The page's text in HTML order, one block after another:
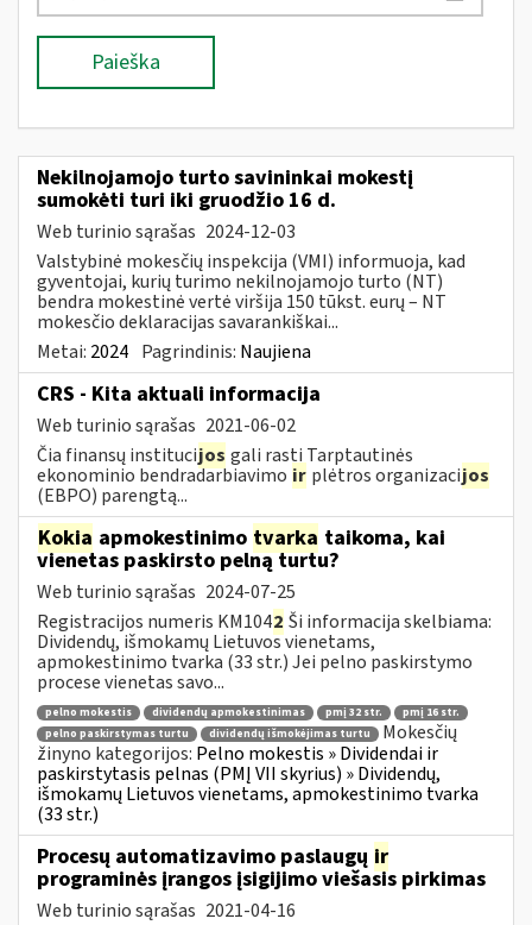
Paieška
Nekilnojamojo turto savininkai mokestį
sumokėti turi iki gruodžio 16 d.
Web turinio sąrašas 2024-12-03
Valstybinė mokesčių inspekcija (VMI) informuoja, kad
gyventojai, kurių turimo nekilnojamojo turto (NT)
bendra mokestinė vertė viršija 150 tūkst. eurų – NT
mokesčio deklaracijas savarankiškai...
Metai: 2024 Pagrindinis: Naujiena
CRS - Kita aktuali informacija
Web turinio sąrašas 2021-06-02
Čia finansų institucijos gali rasti Tarptautinės
ekonominio bendradarbiavimo ir plėtros organizacijos
(EBPO) parengtą...
Kokia apmokestinimo tvarka taikoma, kai
vienetas paskirsto pelną turtu?
Web turinio sąrašas 2024-07-25
Registracijos numeris KM1042 Ši informacija skelbiama:
Dividendų, išmokamų Lietuvos vienetams,
apmokestinimo tvarka (33 str.) Jei pelno paskirstymo
procese vienetas savo...
pelno mokestis dividendų apmokestinimas pmį 32 str.
pmį 16 str.
pelno paskirstymas turtu
dividendų išmokėjimas turtu
Mokesčių
žinyno kategorijos: Pelno mokestis » Dividendai ir
paskirstytasis pelnas (PMĮ VII skyrius) » Dividendų,
išmokamų Lietuvos vienetams, apmokestinimo tvarka
(33 str.)
Procesų automatizavimo paslaugų ir
programinės įrangos įsigijimo viešasis pirkimas
Web turinio sąrašas 2021-04-16